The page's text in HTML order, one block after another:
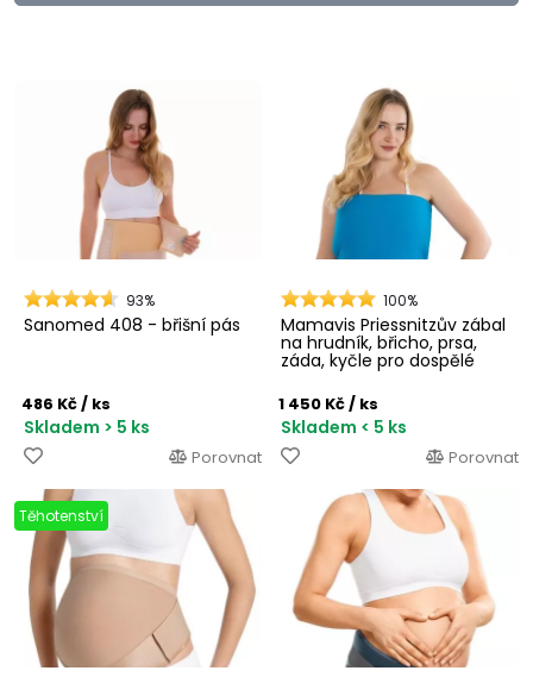
93%
Sanomed 408 - břišní pás
486 Kč/ ks
Skladem > 5 ks
Porovnat
100%
Mamavis Priessnitzův zábal
na hrudník, břicho, prsa,
záda, kyčle pro dospělé
1 450 Kč/ ks
Skladem < 5 ks
Porovnat
Těhotenství